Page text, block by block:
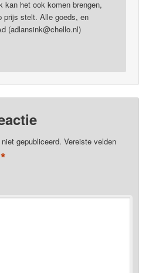
kan het ook komen brengen,
prijs stelt. Alle goeds, en
(adlansink@chello.nl)
gepubliceerd. Vereiste velden
*